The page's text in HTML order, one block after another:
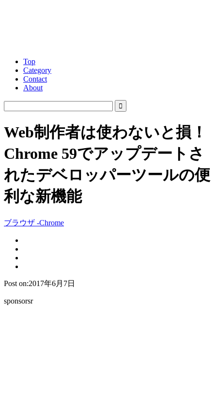
Top
Category
Contact
About
Web制作者は使わないと損！
Chrome 59でアップデートさ
れたデベロッパーツールの便
利な新機能
ブラウザ -Chrome
Post on:2017年6月7日
sponsorsr